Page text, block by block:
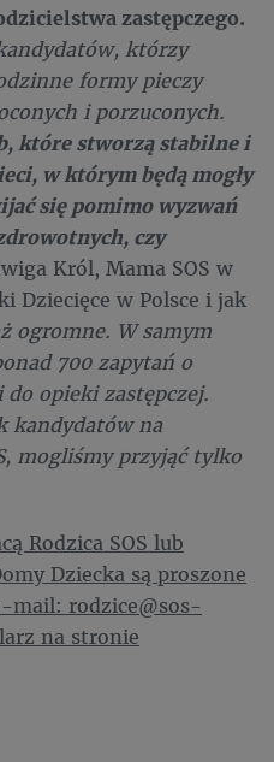
zastępczego.
którzy
formy pieczy
i porzuconych.
które stworzą stabilne i
w którym będą mogły
się pomimo wyzwań
czy
Król, Mama SOS w
Dziecięce w Polsce i jak
ogromne. W samym
700 zapytań o
opieki zastępczej.
kandydatów na
mogliśmy przyjąć tylko
Rodzica SOS lub
Dziecka są proszone
mail: rodzice@sos-
na stronie